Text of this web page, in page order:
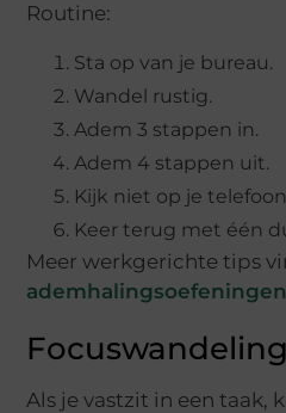
Routine:
Sta op van je bureau.
Wandel rustig.
Adem 3 stappen in.
Adem 4 stappen uit.
Kijk niet op je
Keer terug met één
Meer werkgerichte tips
Focuswandeling
Als je vastzit in een taak,